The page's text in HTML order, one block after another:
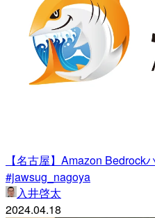
【名古屋】Amazon Bedrock
#jawsug_nagoya
入井啓太
2024.04.18